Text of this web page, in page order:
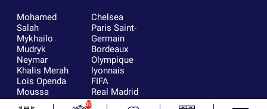
Mohamed
Salah
Mykhailo
Mudryk
Neymar
Khalis Merah
Loïs Openda
Moussa
Niakhaté
Chelsea
Paris Saint-
Germain
Bordeaux
Olympique
lyonnais
FIFA
Real Madrid
RC Strasbourg
10